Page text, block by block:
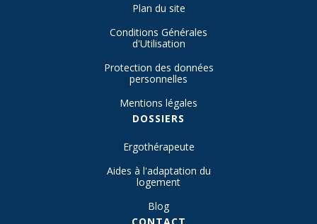
Plan du site
Conditions Générales
d'Utilisation
Protection des données
personnelles
Mentions légales
DOSSIERS
Ergothérapeute
Aides à l'adaptation du
logement
Blog